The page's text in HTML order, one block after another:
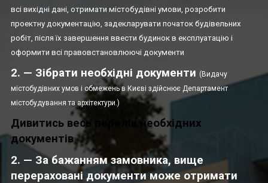
всі вихідні дані, отримати містобудівні умови, розробити
проектну документацію, задекларувати початок будівельних
робіт, після їх завершення ввести будинок в експлуатацію і
оформити всі правовстановлюючі документи
2. — Зібрати необхідні документи (Видачу
містобудівних умов і обмежень в Києві здійснює Департамент
містобудування та архітектури.)
Дивитись весь перелік необхідних
документів
2. — За бажанням замовника, вище
перераховані документи може отримати